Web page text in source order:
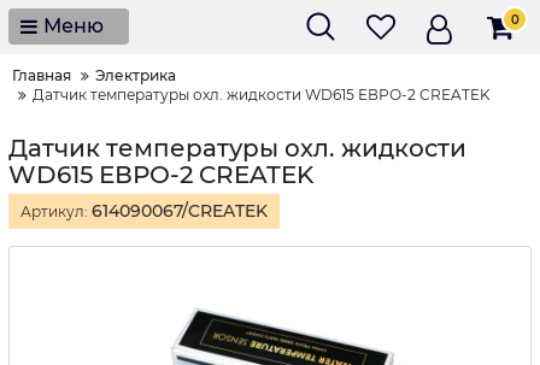
Меню 0
Главная
Электрика
Датчик температуры охл. жидкости WD615 ЕВРО-2 CREATEK
Датчик температуры охл. жидкости
WD615 ЕВРО-2 CREATEK
Артикул: 614090067/CREATEK